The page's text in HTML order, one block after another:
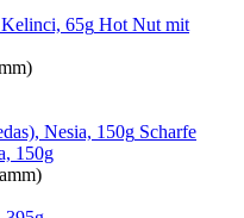
Hot Nut mit
Scharfe
150g